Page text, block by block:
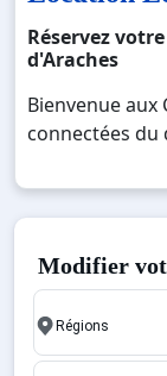
Bons plans
Sites CSE &
Réservez
d'Araches
Bienvenue aux
connectées du
cœur des
les pentes des
se trouvent
Alaves, du
retrouver
Modifier